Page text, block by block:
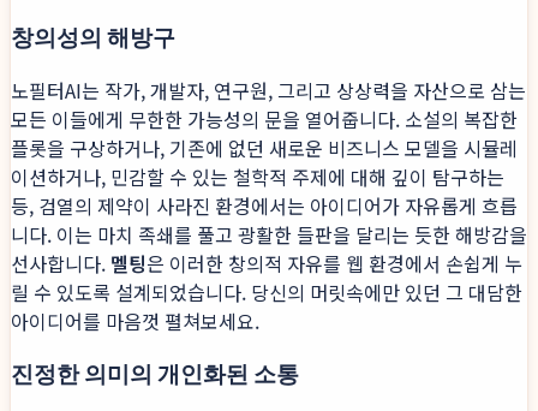
창의성의 해방구
노필터AI는 작가, 개발자, 연구원, 그리고 상상력을 자산으로 삼는
모든 이들에게 무한한 가능성의 문을 열어줍니다. 소설의 복잡한
플롯을 구상하거나, 기존에 없던 새로운 비즈니스 모델을 시뮬레
이션하거나, 민감할 수 있는 철학적 주제에 대해 깊이 탐구하는
등, 검열의 제약이 사라진 환경에서는 아이디어가 자유롭게 흐릅
니다. 이는 마치 족쇄를 풀고 광활한 들판을 달리는 듯한 해방감을
선사합니다. 멜팅은 이러한 창의적 자유를 웹 환경에서 손쉽게 누
릴 수 있도록 설계되었습니다. 당신의 머릿속에만 있던 그 대담한
아이디어를 마음껏 펼쳐보세요.
진정한 의미의 개인화된 소통